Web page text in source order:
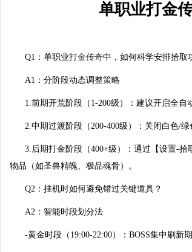
单职业打金
Q1：单职业打金传奇中，如何科学安排拾取
A1：分阶段动态调整策略
1.前期开荒阶段（1-200级）：建议开启全
2.中期过渡阶段（200-400级）：关闭白色/
3.后期打金阶段（400+级）：通过【设置-
物品（如圣兽精魄、极品魂骨）。
Q2：挂机时如何避免错过关键道具？
A2：智能时段划分法
-黄金时段（19:00-22:00）：BOSS集中刷新